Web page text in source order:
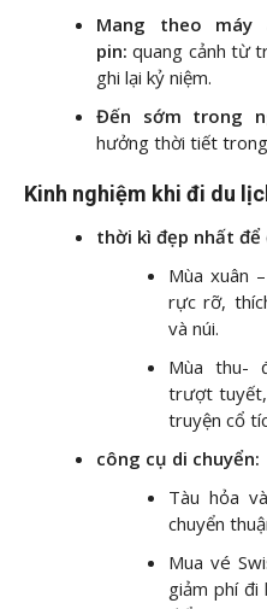
Mang theo máy
pin: quang cảnh từ
ghi lại kỷ niệm.
Đến sớm trong
hưởng thời tiết
Kinh nghiệm khi đi du
thời kì đẹp nhất để
Mùa xuân
rực rỡ,
và núi.
Mùa thu-
trượt tuyết,
truyện cổ
công cụ di chuyển:
Tàu hỏa
chuyển
Mua vé
giảm phí đi